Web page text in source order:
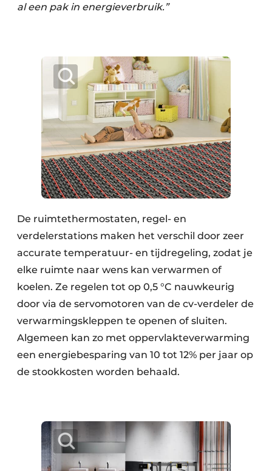
al een pak in energieverbruik.”
De ruimtethermostaten, regel- en
verdelerstations maken het verschil door zeer
accurate temperatuur- en tijdregeling, zodat je
elke ruimte naar wens kan verwarmen of
koelen. Ze regelen tot op 0,5 °C nauwkeurig
door via de servomotoren van de cv-verdeler de
verwarmingskleppen te openen of sluiten.
Algemeen kan zo met oppervlakteverwarming
een energiebesparing van 10 tot 12% per jaar op
de stookkosten worden behaald.